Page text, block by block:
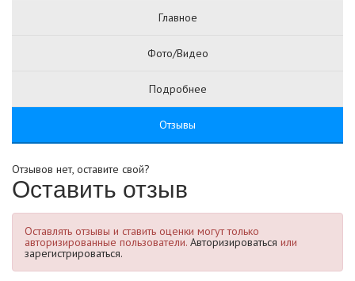
Главное
Фото/Видео
Подробнее
Отзывы
Отзывов нет, оставите свой?
Оставить отзыв
Оставлять отзывы и ставить оценки могут только
авторизированные пользователи. Авторизироваться или
зарегистрироваться.